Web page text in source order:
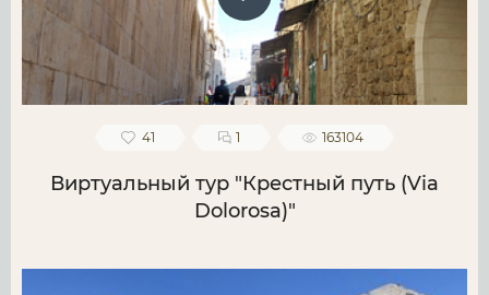
41 1 163104
Виртуальный тур "Крестный путь (Via
Dolorosa)"